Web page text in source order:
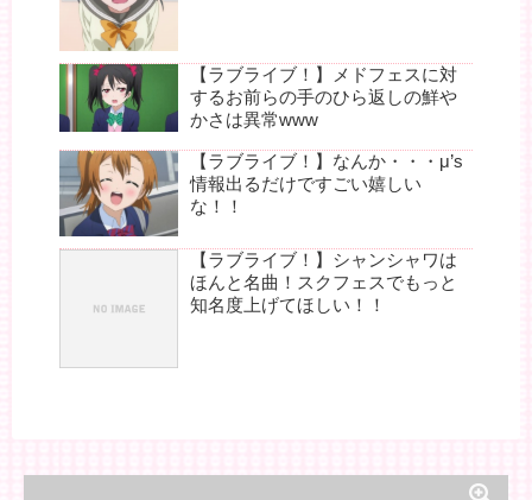
【ラブライブ！】メドフェスに対
するお前らの手のひら返しの鮮や
かさは異常www
【ラブライブ！】なんか・・・μ’s
情報出るだけですごい嬉しい
な！！
【ラブライブ！】シャンシャワは
ほんと名曲！スクフェスでもっと
知名度上げてほしい！！